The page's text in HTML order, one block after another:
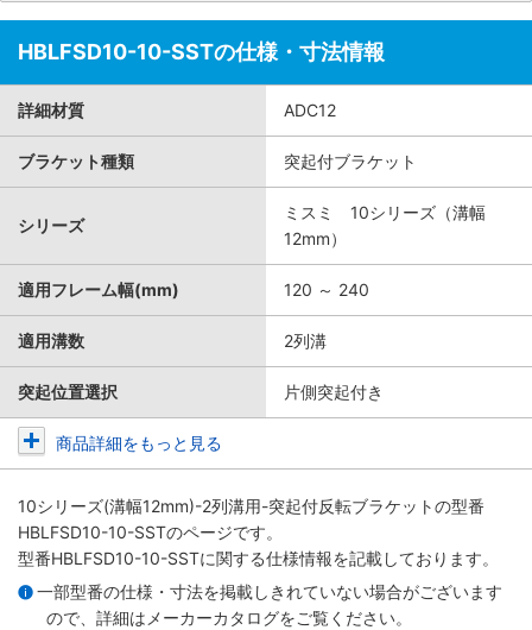
HBLFSD10-10-SSTの仕様・寸法情報
詳細材質 ADC12
ブラケット種類 突起付ブラケット
シリーズ
ミスミ 10シリーズ（溝幅
12mm）
適用フレーム幅(mm) 120 ～ 240
適用溝数 2列溝
突起位置選択 片側突起付き
商品詳細をもっと見る
10シリーズ(溝幅12mm)-2列溝用-突起付反転ブラケットの型番
HBLFSD10-10-SSTのページです。
型番HBLFSD10-10-SSTに関する仕様情報を記載しております。
一部型番の仕様・寸法を掲載しきれていない場合がございます
ので、詳細は メーカーカタログをご覧ください。